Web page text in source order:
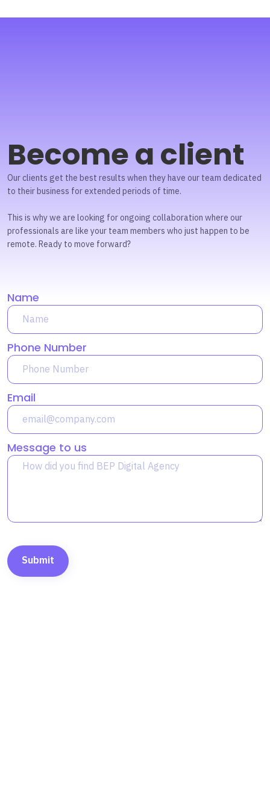
Become a client
Our clients get the best results when they have our team dedicated
to their business for extended periods of time.
This is why we are looking for ongoing collaboration where our
professionals are like your team members who just happen to be
remote. Ready to move forward?
Name
Phone Number
Email
Message to us